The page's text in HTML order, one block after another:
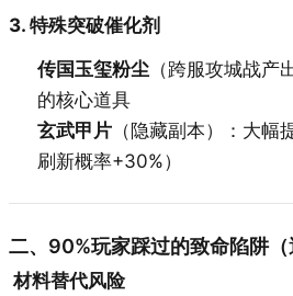
3. 特殊突破催化剂
传国玉玺粉尘 （跨服攻城战
的核心道具
玄武甲片 （隐藏副本）：大幅
刷新概率+30%）
二、90%玩家踩过的致命陷阱（
材料替代风险